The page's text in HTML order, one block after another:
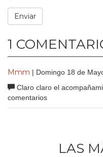
1
Mmm | Domingo 18 de
Claro claro el
comentarios
LAS